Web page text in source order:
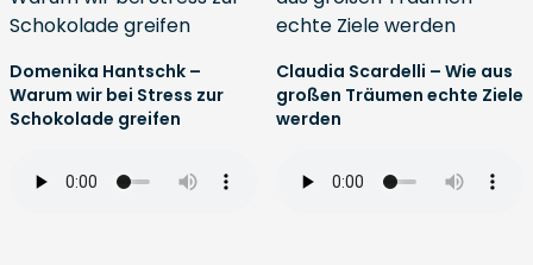
Domenika Hantschk –
Warum wir bei Stress zur
Schokolade greifen
Claudia Scardelli – Wie aus
großen Träumen echte Ziele
werden